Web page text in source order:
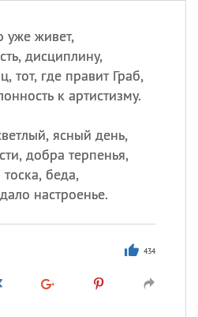
уже живет,
дисциплину,
тот, где правит Граб,
к артистизму.
ясный день,
добра терпенья,
беда,
настроенье.
434